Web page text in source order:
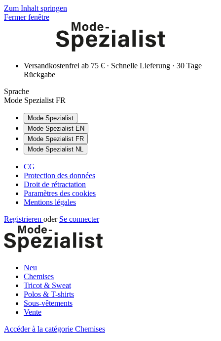
Zum Inhalt springen
Fermer fenêtre
Versandkostenfrei ab 75 € · Schnelle Lieferung · 30 Tage
Rückgabe
Sprache
Mode Spezialist FR
Mode Spezialist
Mode Spezialist EN
Mode Spezialist FR
Mode Spezialist NL
CG
Protection des données
Droit de rétractation
Paramètres des cookies
Mentions légales
Registrieren oder Se connecter
Neu
Chemises
Tricot & Sweat
Polos & T-shirts
Sous-vêtements
Vente
Accéder à la catégorie Chemises